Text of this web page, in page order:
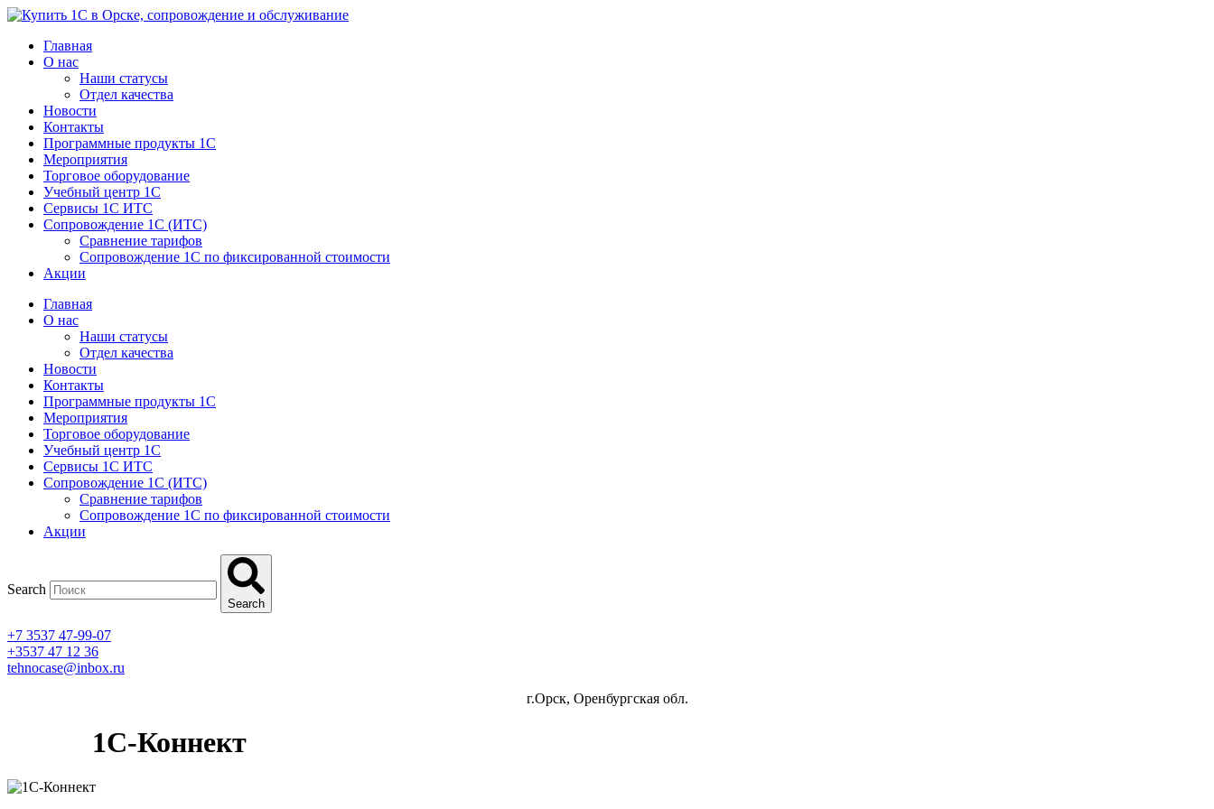
Перейти
содержимому
Главная
О нас
Наши статусы
Отдел качества
Новости
Контакты
Программные продукты 1C
Мероприятия
Торговое оборудование
Учебный центр 1C
Сервисы 1C ИТС
Сопровождение 1С (ИТС)
Сравнение тарифов
Сопровождение 1С по фиксированной стоимости
Акции
Главная
О нас
Наши статусы
Отдел качества
Новости
Контакты
Программные продукты 1C
Мероприятия
Торговое оборудование
Учебный центр 1C
Сервисы 1C ИТС
Сопровождение 1С (ИТС)
Сравнение тарифов
Сопровождение 1С по фиксированной стоимости
Акции
Search
Search
+7 3537 47-99-07
+3537 47 12 36
tehnocase@inbox.ru
г.Орск, Оренбургская обл.
1С-Коннект